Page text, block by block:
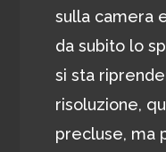
sulla camera
da subito lo
si sta
risoluzione,
precluse, ma